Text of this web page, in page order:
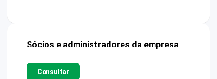
Sócios e administradores da empresa
Consultar